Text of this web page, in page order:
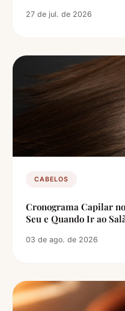
27 de jul. de 2026
CABELOS
Cronograma Capilar
Seu e Quando Ir ao
03 de ago. de 2026